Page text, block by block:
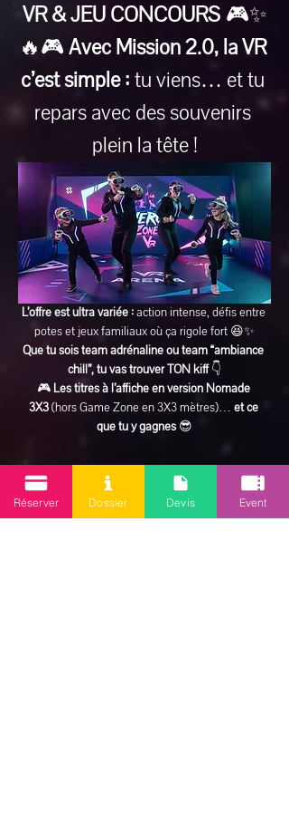
VR & JEU CONCOURS 🎮✨
🔥🎮 Avec Mission 2.0, la VR
c’est simple : tu viens… et tu
repars avec des souvenirs
plein la tête !
L’offre est ultra variée : action intense, défis entre
potes et jeux familiaux où ça rigole fort 😆✨
Que tu sois team adrénaline ou team “ambiance
chill”, tu vas trouver TON kiff 👇
🎮 Les titres à l’affiche en version Nomade
3X3 (hors Game Zone en 3X3 mètres)… et ce
que tu y gagnes 😎
En lire plus >
Réserver Dossier Devis Event